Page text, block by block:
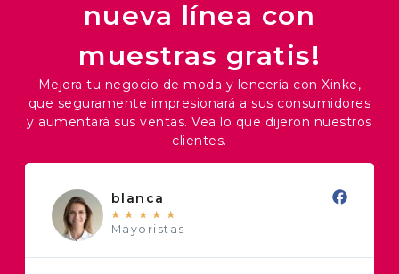
nueva línea con
muestras gratis!
Mejora tu negocio de moda y lencería con Xinke,
que seguramente impresionará a sus consumidores
y aumentará sus ventas. Vea lo que dijeron nuestros
clientes.
blanca
★ ★ ★ ★ ★
Mayoristas